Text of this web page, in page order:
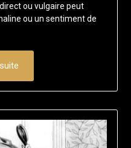
ou vulgaire peut
ou un sentiment de